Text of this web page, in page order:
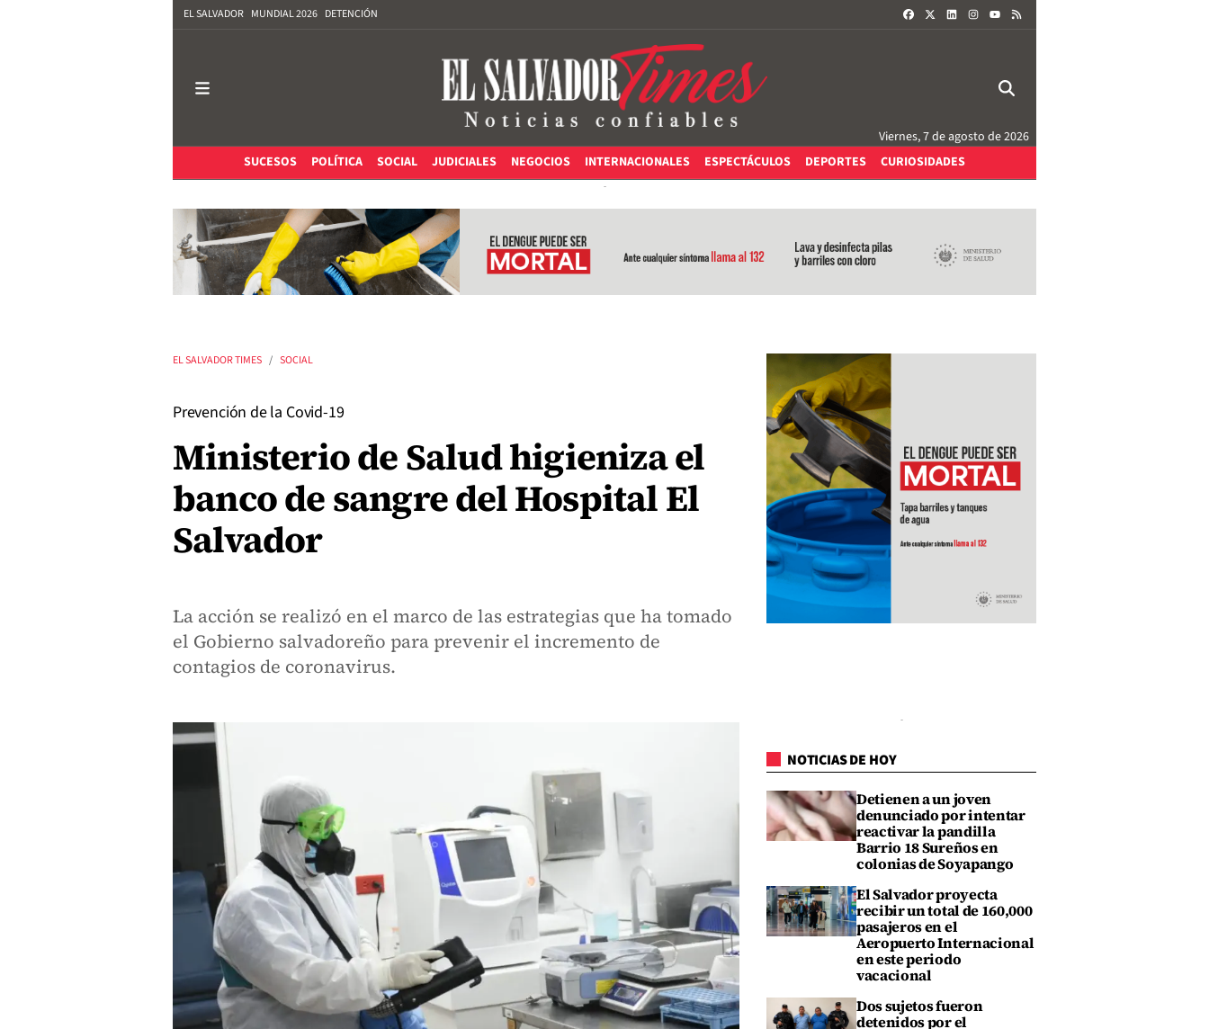
EL SALVADOR MUNDIAL 2026 DETENCIÓN FACEBOOKLINKEDININSTAGRAM
Viernes, 7 de agosto de 2026
SUCESOS
POLÍTICA SOCIAL JUDICIALES NEGOCIOS INTERNACIONALES ESPECTÁCULOS DEPORTES CURIOSIDADES
EL SALVADOR TIMES SOCIAL
Prevención de la Covid-19
Ministerio de Salud higieniza el
banco de sangre del Hospital El
Salvador
La acción se realizó en el marco de las estrategias que ha tomado
el Gobierno salvadoreño para prevenir el incremento de
contagios de coronavirus.
NOTICIAS DE HOY
Detienen a un joven
denunciado por intentar
reactivar la pandilla
Barrio 18 Sureños en
colonias de Soyapango
El Salvador proyecta
recibir un total de 160,000
pasajeros en el
Aeropuerto Internacional
en este periodo
vacacional
Dos sujetos fueron
detenidos por el